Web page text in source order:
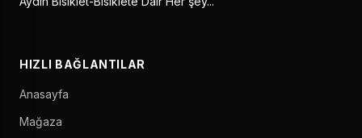
HIZLI BAĞLANTILAR
Anasayfa
Mağaza